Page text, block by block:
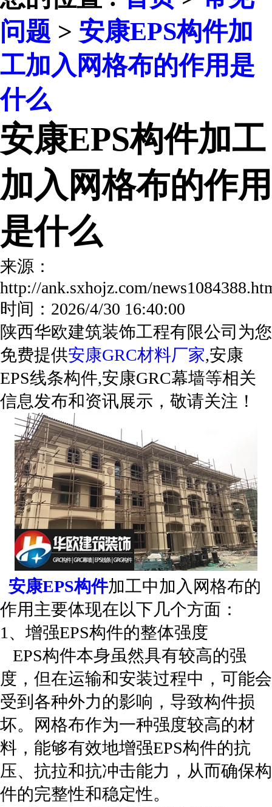
问题 > 安康EPS构件加
工加入网格布的作用是
什么
安康EPS构件加工
加入网格布的作用
是什么
来源：
http://ank.sxhojz.com/
时间：2026/4/30 16:40:00
陕西华欧建筑装饰工程有限公司为您
免费提供安康GRC材料厂家,安康
EPS线条构件,安康GRC幕墙等相关
信息发布和资讯展示，敬请关注！
安康EPS构件加工中加入网格布的
作用主要体现在以下几个方面：
1、增强EPS构件的整体强度
EPS构件本身虽然具有较高的强
度，但在运输和安装过程中，可能会
受到各种外力的影响，导致构件损
坏。网格布作为一种强度较高的材
料，能够有效地增强EPS构件的抗
压、抗拉和抗冲击能力，从而确保构
件的完整性和稳定性。